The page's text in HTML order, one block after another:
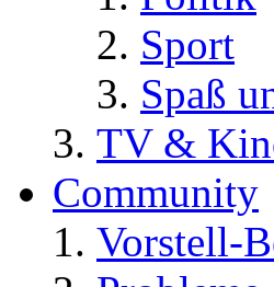
Sport
Spaß
TV &
Community
Vorstell-